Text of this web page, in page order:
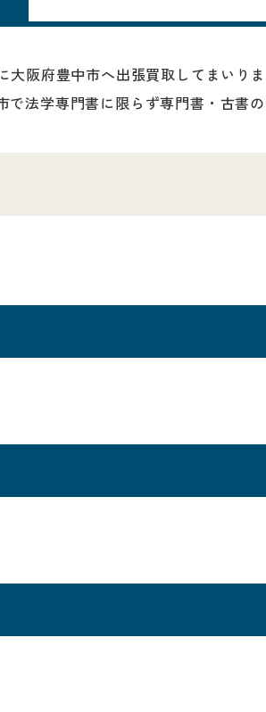
大阪府豊中市へ出張買取してまいり
で法学専門書に限らず専門書・古書